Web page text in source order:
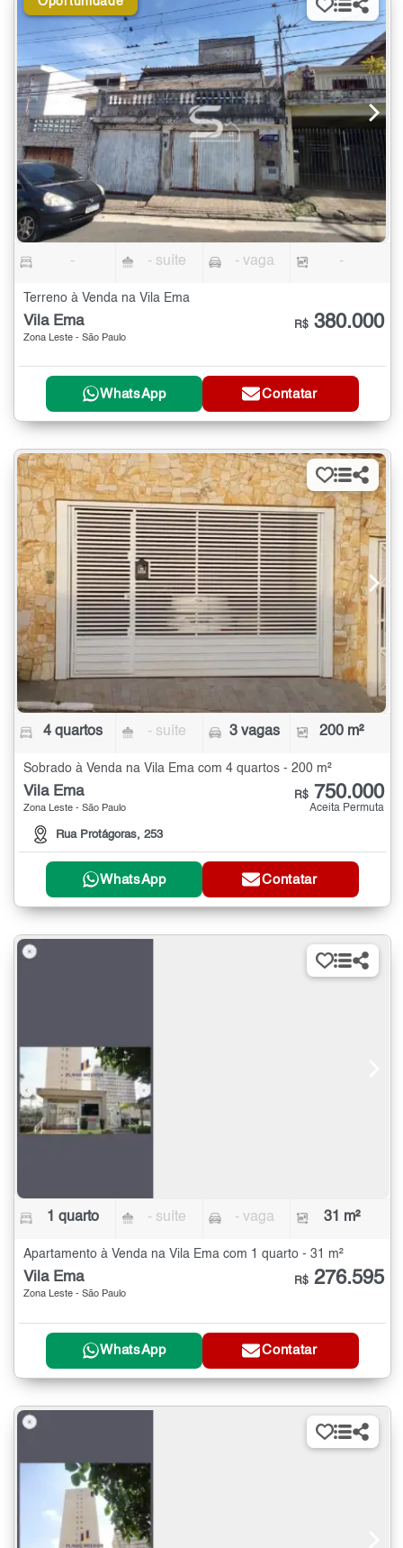
- - suíte - vaga -
Terreno à Venda na Vila Ema
Vila Ema
Zona Leste - São Paulo
R$ 380.000
WhatsApp Contatar
4 quartos - suíte 3 vagas 200 m²
Sobrado à Venda na Vila Ema com 4 quartos - 200 m²
Vila Ema
Zona Leste - São Paulo
Rua Protágoras, 253
R$ 750.000
Aceita Permuta
WhatsApp Contatar
1 quarto - suíte - vaga 31 m²
Apartamento à Venda na Vila Ema com 1 quarto - 31 m²
Vila Ema
Zona Leste - São Paulo
R$ 276.595
WhatsApp Contatar